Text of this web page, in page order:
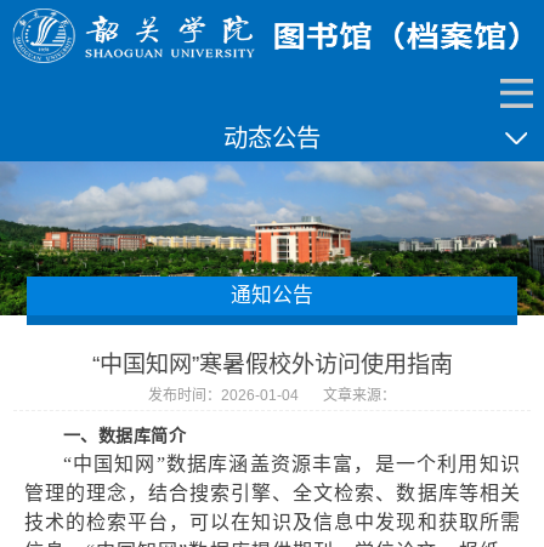
动态公告
通知公告
“中国知网”寒暑假校外访问使用指南
发布时间：2026-01-04 文章来源：
一、数据库简介
“中国知网”数据库涵盖资源丰富，是一个利用知识
管理的理念，结合搜索引擎、全文检索、数据库等相关
技术的检索平台，可以在知识及信息中发现和获取所需